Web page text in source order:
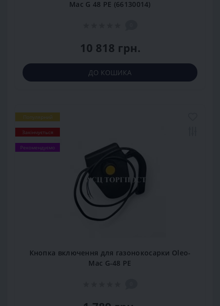
Mac G 48 РЕ (66130014)
10 818 грн.
ДО КОШИКА
Популярний
Закінчується
Рекомендуємо
Кнопка включення для газонокосарки Oleo-
Mac G-48 PE